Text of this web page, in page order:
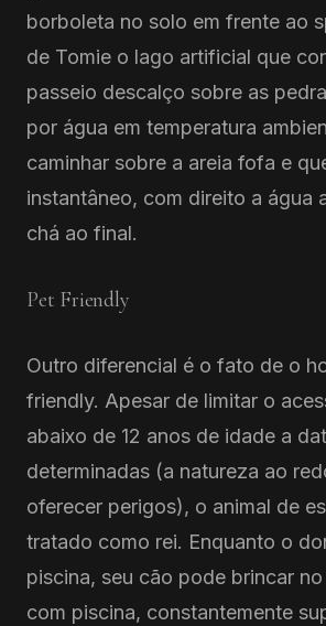
borboleta no solo em frente ao
de Tomie o lago artificial que
passeio descalço sobre as
por água em temperatura
caminhar sobre a areia fofa e
instantâneo, com direito a água
chá ao final.
Pet Friendly
Outro diferencial é o fato de o
friendly. Apesar de limitar o
abaixo de 12 anos de idade a
determinadas (a natureza ao
oferecer perigos), o animal de
tratado como rei. Enquanto o
piscina, seu cão pode brincar
com piscina, constantemente